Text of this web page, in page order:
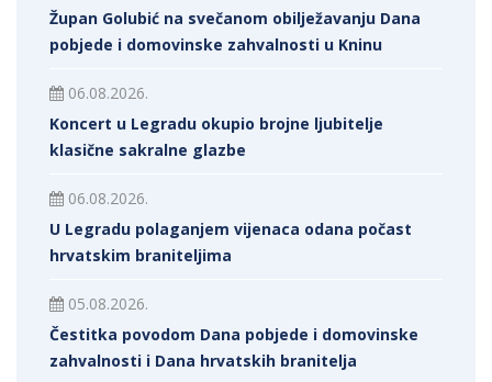
Župan Golubić na svečanom obilježavanju Dana
pobjede i domovinske zahvalnosti u Kninu
06.08.2026.
Koncert u Legradu okupio brojne ljubitelje
klasične sakralne glazbe
06.08.2026.
U Legradu polaganjem vijenaca odana počast
hrvatskim braniteljima
05.08.2026.
Čestitka povodom Dana pobjede i domovinske
zahvalnosti i Dana hrvatskih branitelja